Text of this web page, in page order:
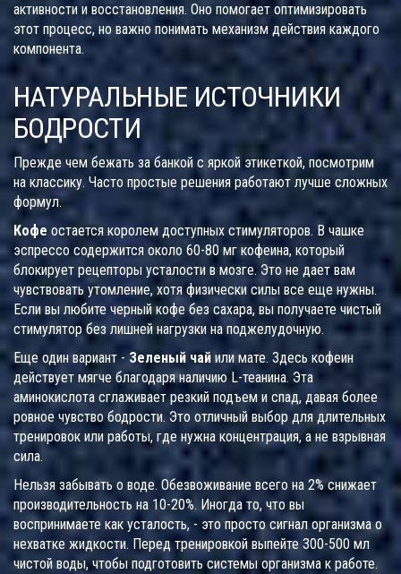
активности и восстановления. Оно помогает оптимизировать
этот процесс, но важно понимать механизм действия каждого
компонента.
НАТУРАЛЬНЫЕ ИСТОЧНИКИ
БОДРОСТИ
Прежде чем бежать за банкой с яркой этикеткой, посмотрим
на классику. Часто простые решения работают лучше сложных
формул.
Кофе остается королем доступных стимуляторов. В чашке
эспрессо содержится около 60-80 мг кофеина, который
блокирует рецепторы усталости в мозге. Это не дает вам
чувствовать утомление, хотя физически силы все еще нужны.
Если вы любите черный кофе без сахара, вы получаете чистый
стимулятор без лишней нагрузки на поджелудочную.
Еще один вариант - Зеленый чай или мате. Здесь кофеин
действует мягче благодаря наличию L-теанина. Эта
аминокислота сглаживает резкий подъем и спад, давая более
ровное чувство бодрости. Это отличный выбор для длительных
тренировок или работы, где нужна концентрация, а не взрывная
сила.
Нельзя забывать о воде. Обезвоживание всего на 2% снижает
производительность на 10-20%. Иногда то, что вы
воспринимаете как усталость, - это просто сигнал организма о
нехватке жидкости. Перед тренировкой выпейте 300-500 мл
чистой воды, чтобы подготовить системы организма к работе.